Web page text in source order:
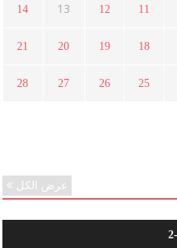
11
12
13
14
18
19
20
21
25
26
27
28
عرض الكل